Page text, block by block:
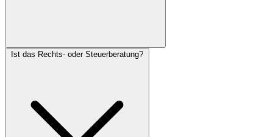
Ist das Rechts- oder Steuerberatung?